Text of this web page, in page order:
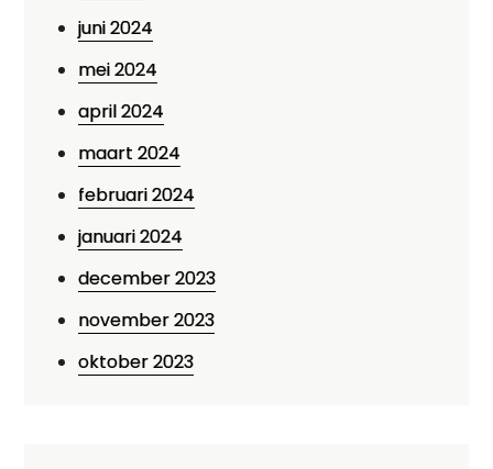
juni 2024
mei 2024
april 2024
maart 2024
februari 2024
januari 2024
december 2023
november 2023
oktober 2023